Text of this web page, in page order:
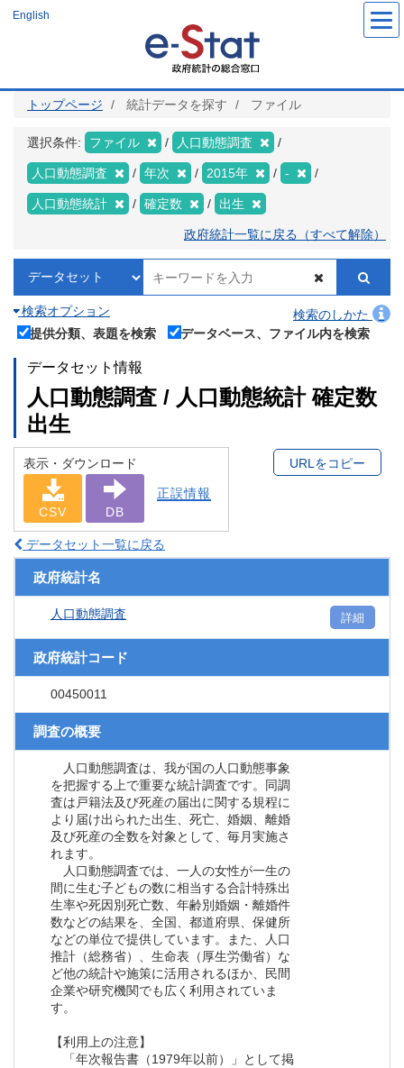
ツ
English
トップページ 統計データを探す ファイル
選択条件: ファイル 人口動態調査
人口動態調査 年次 2015年 -
人口動態統計 確定数 出生
政府統計一覧に戻る（すべて解除）
検索オプション
検索のしかた
提供分類、表題を検索
データベース、ファイル内を検索
データセット情報
人口動態調査 / 人口動態統計 確定数
出生
表示・ダウンロード
CSV DB
正誤情報
URLをコピー
データセット一覧に戻る
政府統計名
人口動態調査 詳細
政府統計コード
00450011
調査の概要
人口動態調査は、我が国の人口動態事象
を把握する上で重要な統計調査です。同調
査は戸籍法及び死産の届出に関する規程に
より届け出られた出生、死亡、婚姻、離婚
及び死産の全数を対象として、毎月実施さ
れます。
人口動態調査では、一人の女性が一生の
間に生む子どもの数に相当する合計特殊出
生率や死因別死亡数、年齢別婚姻・離婚件
数などの結果を、全国、都道府県、保健所
などの単位で提供しています。また、人口
推計（総務省）、生命表（厚生労働省）な
ど他の統計や施策に活用されるほか、民間
企業や研究機関でも広く利用されていま
す。
【利用上の注意】
「年次報告書（1979年以前）」として掲